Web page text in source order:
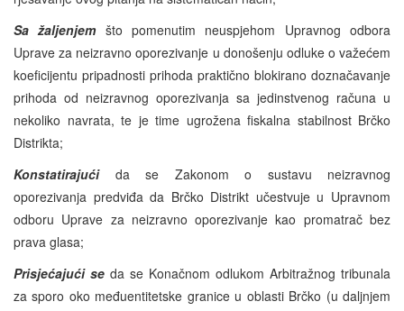
Sa žaljenjem što pomenutim neuspjehom Upravnog odbora
Uprave za neizravno oporezivanje u donošenju odluke o važećem
koeficijentu pripadnosti prihoda praktično blokirano doznačavanje
prihoda od neizravnog oporezivanja sa jedinstvenog računa u
nekoliko navrata, te je time ugrožena fiskalna stabilnost Brčko
Distrikta;
Konstatirajući da se Zakonom o sustavu neizravnog
oporezivanja predviđa da Brčko Distrikt učestvuje u Upravnom
odboru Uprave za neizravno oporezivanje kao promatrač bez
prava glasa;
Prisjećajući se da se Konačnom odlukom Arbitražnog tribunala
za sporo oko međuentitetske granice u oblasti Brčko (u daljnjem